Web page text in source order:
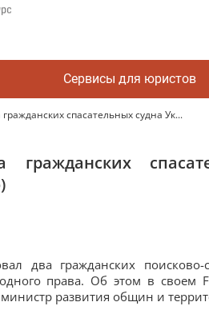
Сервисы для юристов
спасательных судна Ук...
гражданских
два гражданских
права. Об этом в своем
развития общин и